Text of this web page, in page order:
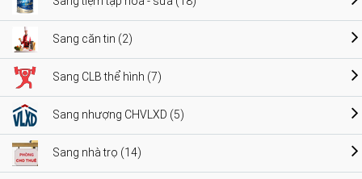
Sang căn tin (2)
Sang CLB thể hình (7)
Sang nhượng CHVLXD (5)
Sang nhà trọ (14)